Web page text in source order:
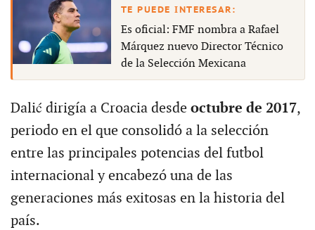
Es oficial: FMF nombra a Rafael
Márquez nuevo Director Técnico
de la Selección Mexicana
Dalić dirigía a Croacia desde octubre de 2017,
periodo en el que consolidó a la selección
entre las principales potencias del futbol
internacional y encabezó una de las
generaciones más exitosas en la historia del
país.